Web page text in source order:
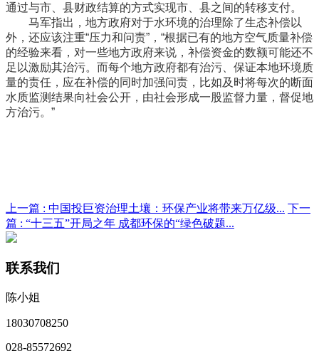
通过与市、县财政结算的方式实现市、县之间的转移支付。
马军指出，地方政府对于水环境的治理除了生态补偿以
外，还应该注重“压力和问责”，“根据已有的地方空气质量补偿
的经验来看，对一些地方政府来说，补偿资金的数额可能还不
足以激励其治污。而每个地方政府都有治污、保证本地环境质
量的责任，应在补偿的同时加强问责，比如及时将每次的断面
水质监测结果向社会公开，由社会形成一股监督力量，督促地
方治污。”
上一篇 : 中国投巨资治理土壤：环保产业将带来万亿级... 下一
篇 : “十三五”开局之年 成都环保的“绿色破题...
联系我们
陈小姐
18030708250
028-85572692